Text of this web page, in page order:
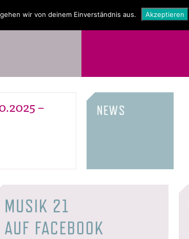
NEWS SHOP
–
NEWS
MUSIK 21
AUF FACEBOOK
wir von deinem Einverständnis aus. Akzeptieren